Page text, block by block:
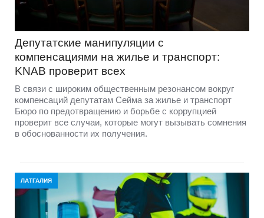
Депутатские манипуляции с
компенсациями на жилье и транспорт:
KNAB проверит всех
В связи с широким общественным резонансом вокруг
компенсаций депутатам Сейма за жилье и транспорт
Бюро по предотвращению и борьбе с коррупцией
проверит все случаи, которые могут вызывать сомнения
в обоснованности их получения.
ЛАТГАЛИЯ